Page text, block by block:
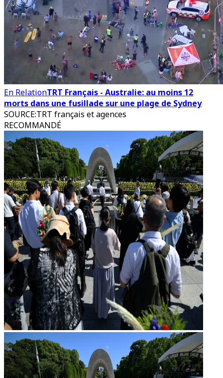
En RelationTRT Français - Australie: au moins 12
morts dans une fusillade sur une plage de Sydney
SOURCE:TRT français et agences
RECOMMANDÉ